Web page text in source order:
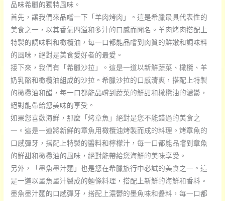
能
錯
過
的
美
食
有
哪
些？
品味希臘的獨特風味。
首先，讓我們來品嚐一下「羊肉烤肉」。這是希臘最具代表性的
美食之一，以其香氣四溢和多汁的口感而聞名。羊肉烤肉搭配上
特製的調味料和橄欖油，每一口都能品嚐到肉質的鮮嫩和調味料
的風味，絕對是美食愛好者的最愛。
接下來，我們有「希臘沙拉」。這是一道以新鮮蔬菜、橄欖、羊
奶乳酪和橄欖油組成的沙拉。希臘沙拉的口感清爽，搭配上特製
的橄欖油和醋，每一口都能品嚐到蔬菜的鮮甜和橄欖油的濃鬱，
絕對能帶給您美味的享受。
如果您喜歡海鮮，那麼「烤章魚」絕對是您不能錯過的美食之
一。這是一道將新鮮的章魚用橄欖油烤製而成的料理。烤章魚的
口感彈牙，搭配上特製的醬料和檸檬汁，每一口都能品嚐到章魚
的鮮甜和橄欖油的風味，絕對能帶給您海鮮的美味享受。
另外，「墨魚墨汁麵」也是您在希臘旅行中必試的美食之一。這
是一道以墨魚墨汁製成的麵條料理，搭配上新鮮的海鮮和香料。
墨魚墨汁麵的口感彈牙，搭配上濃鬱的墨魚味和醬料，每一口都